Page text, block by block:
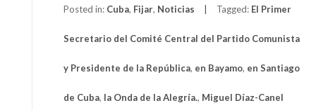
Canel
Cienfuegos
Posted in: Cuba, Fijar, Noticias Tagged: El Primer
Secretario del Comité Central del Partido Comunista
y Presidente de la República, en Bayamo, en Santiago
de Cuba, la Onda de la Alegría., Miguel Díaz-Canel